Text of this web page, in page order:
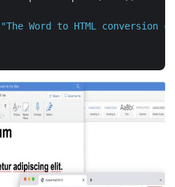
"The Word to HTML conversion